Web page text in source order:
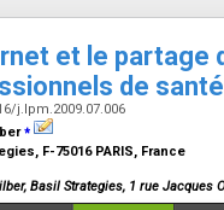
et le partage
de santé
j.lpm.2009.07.006
⁎
F-75016 PARIS, France
, Basil Strategies, 1 rue Jacques